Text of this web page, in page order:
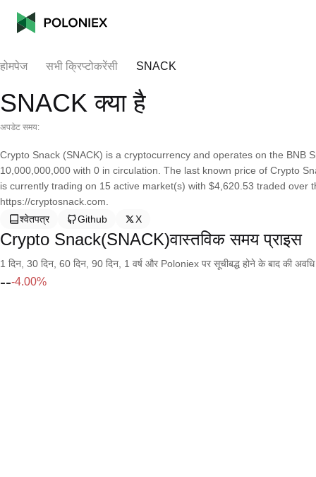
होमपेज सभी क्रिप्टोकरेंसी SNACK
SNACK क्या है
अपडेट समय:
Crypto Snack (SNACK) is a cryptocurrency and operates on the BNB
10,000,000,000 with 0 in circulation. The last known price of Crypto
is currently trading on 15 active market(s) with $4,620.53 traded
https://cryptosnack.com.
श्वेतपत्र
Github X
Crypto Snack(SNACK)वास्तविक समय प्राइस
1 दिन, 30 दिन, 60 दिन, 90 दिन, 1 वर्ष और Poloniex पर सूचीबद्ध होने के बाद की
---4.00%